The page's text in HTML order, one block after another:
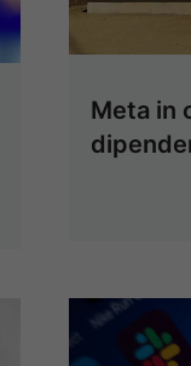
Meta in